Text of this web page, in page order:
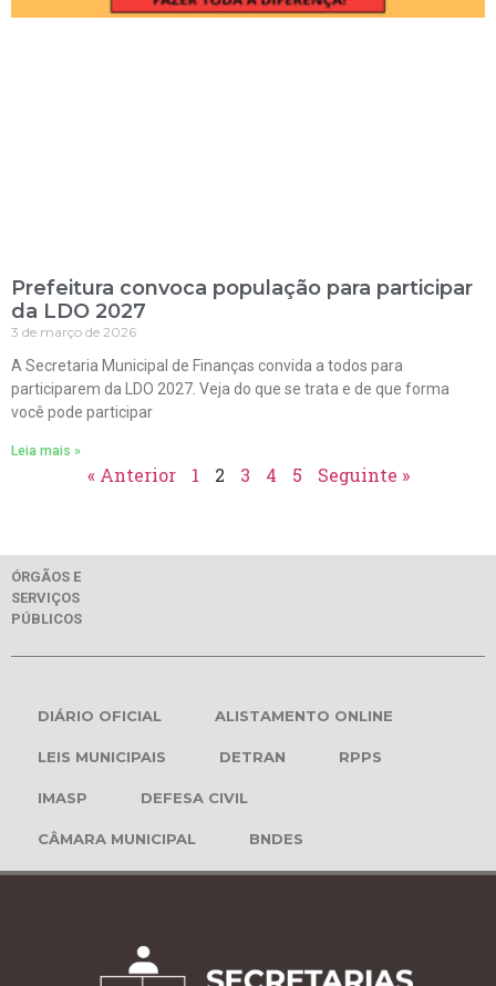
Prefeitura convoca população para participar
da LDO 2027
3 de março de 2026
A Secretaria Municipal de Finanças convida a todos para
participarem da LDO 2027. Veja do que se trata e de que forma
você pode participar
Leia mais »
« Anterior 1 2 3 4 5 Seguinte »
ÓRGÃOS E
SERVIÇOS
PÚBLICOS
DIÁRIO OFICIAL ALISTAMENTO ONLINE
LEIS MUNICIPAIS DETRAN RPPS
IMASP DEFESA CIVIL
CÂMARA MUNICIPAL BNDES